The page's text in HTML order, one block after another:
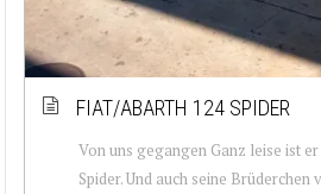
FIAT/ABARTH 124 SPIDER
Von uns gegangen Ganz leise ist
Spider. Und auch seine